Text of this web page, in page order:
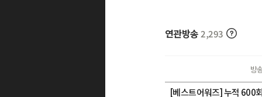
연관방송 2,293
방